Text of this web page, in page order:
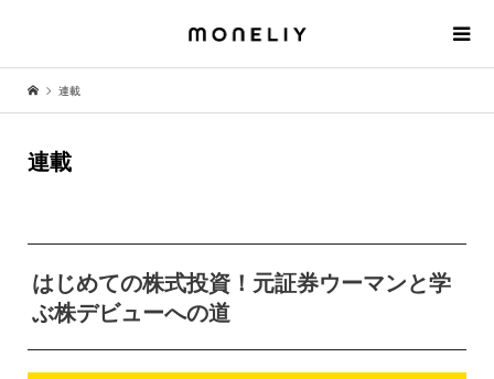
連載
連載
はじめての株式投資！元証券ウーマンと学
ぶ株デビューへの道